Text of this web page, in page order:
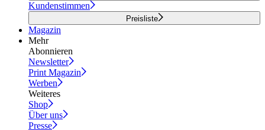
Kundenstimmen
Preisliste
Magazin
Mehr
Abonnieren
Newsletter
Print Magazin
Werben
Weiteres
Shop
Über uns
Presse